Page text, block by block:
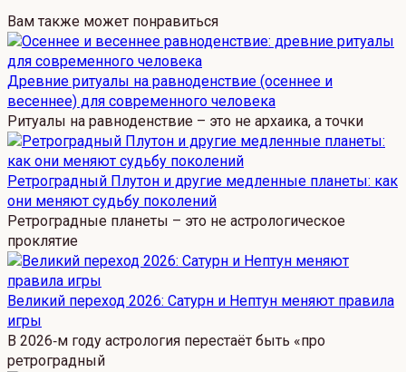
Вам также может понравиться
Древние ритуалы на равноденствие (осеннее и
весеннее) для современного человека
Ритуалы на равноденствие – это не архаика, а точки
Ретроградный Плутон и другие медленные планеты: как
они меняют судьбу поколений
Ретроградные планеты – это не астрологическое
проклятие
Великий переход 2026: Сатурн и Нептун меняют правила
игры
В 2026‑м году астрология перестаёт быть «про
ретроградный